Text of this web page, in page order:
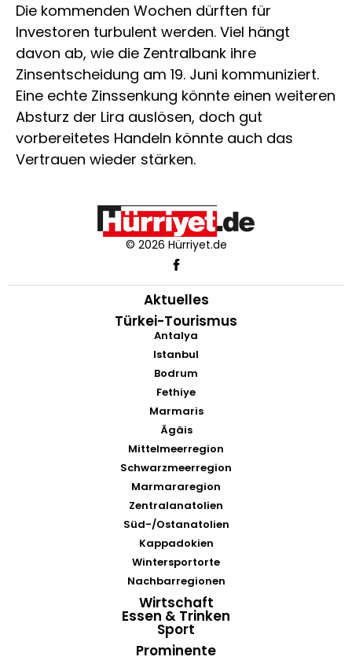
Die kommenden Wochen dürften für
Investoren turbulent werden. Viel hängt
davon ab, wie die Zentralbank ihre
Zinsentscheidung am 19. Juni kommuniziert.
Eine echte Zinssenkung könnte einen weiteren
Absturz der Lira auslösen, doch gut
vorbereitetes Handeln könnte auch das
Vertrauen wieder stärken.
© 2026 Hürriyet.de
Aktuelles
Türkei-Tourismus
Antalya
Istanbul
Bodrum
Fethiye
Marmaris
Ägäis
Mittelmeerregion
Schwarzmeerregion
Marmararegion
Zentralanatolien
Süd-/Ostanatolien
Kappadokien
Wintersportorte
Nachbarregionen
Wirtschaft
Essen & Trinken
Sport
Prominente